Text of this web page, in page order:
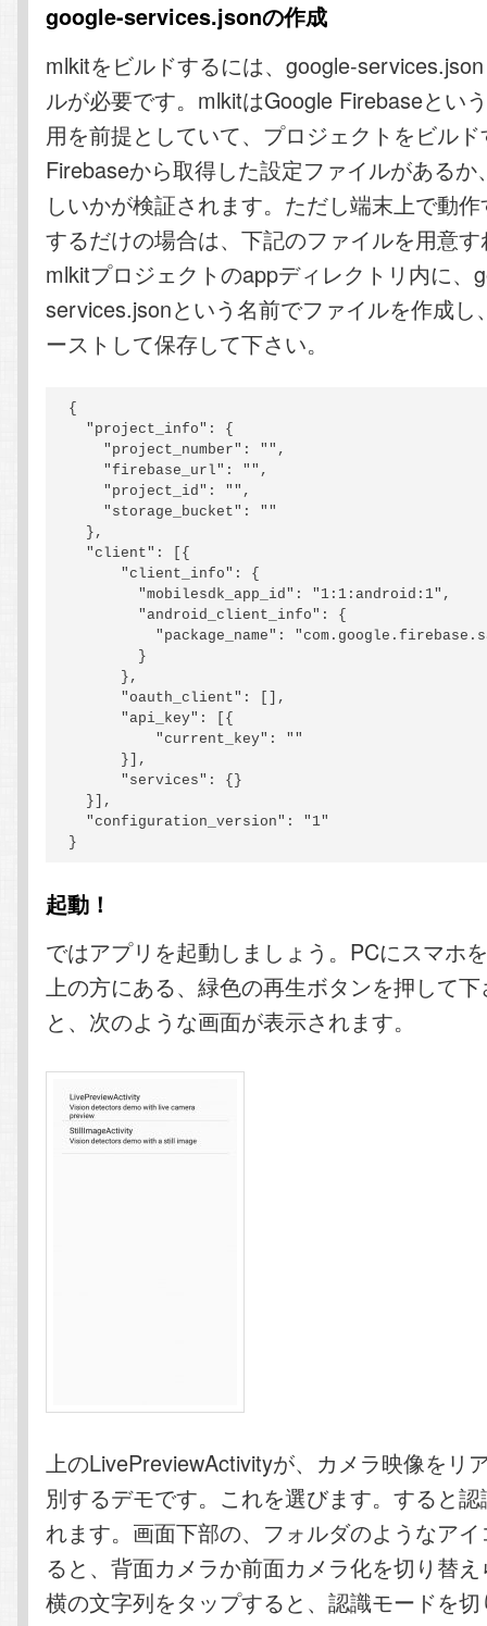
google-services.jsonの作成
mlkitをビルドするには、google-
ルが必要です。mlkitはGoogle Firebaseとい
用を前提としていて、プロジェクトをビル
Firebaseから取得した設定ファイルがあるか
しいかが検証されます。ただし端末上で動
するだけの場合は、下記のファイルを用意
mlkitプロジェクトのappディレクトリ内に、
services.jsonという名前でファイルを作成し
ーストして保存して下さい。
{
  "project_info": {
    "project_number": "",
    "firebase_url": "",
    "project_id": "",
    "storage_bucket": ""
  },
  "client": [{
      "client_info": {
        "mobilesdk_app_id": "1:1:android:1",
        "android_client_info": {
"package_name":
        }
      },
      "oauth_client": [],
      "api_key": [{
          "current_key": ""
      }],
      "services": {}
  }],
  "configuration_version": "1"
}
起動！
ではアプリを起動しましょう。PCにスマホ
上の方にある、緑色の再生ボタンを押して
と、次のような画面が表示されます。
上のLivePreviewActivityが、カメラ映像をリ
別するデモです。これを選びます。すると
れます。画面下部の、フォルダのようなア
ると、背面カメラか前面カメラ化を切り替
横の文字列をタップすると、認識モードを